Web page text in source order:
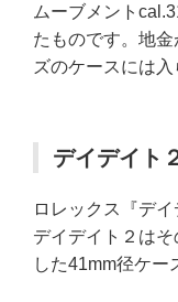
ムーブメント
たものです。地
ズのケースには入
デイデイト
ロレックス『デ
デイデイト２は
した41mm径ケー